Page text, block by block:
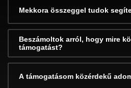
Mekkora összeggel tudok
Beszámoltok arról, hogy mire
támogatást?
A támogatásom közérdekű